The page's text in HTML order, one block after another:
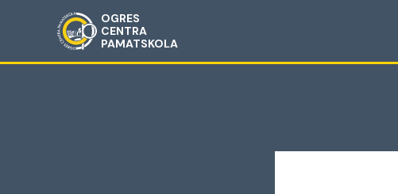
OGRES
CENTRA
PAMATSKOLA